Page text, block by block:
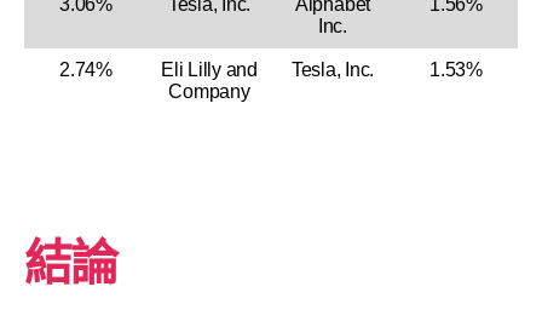
3.06% Tesla, Inc.
Alphabet
Inc.
1.56%
2.74%
Eli Lilly and
Company
Tesla, Inc. 1.53%
結論